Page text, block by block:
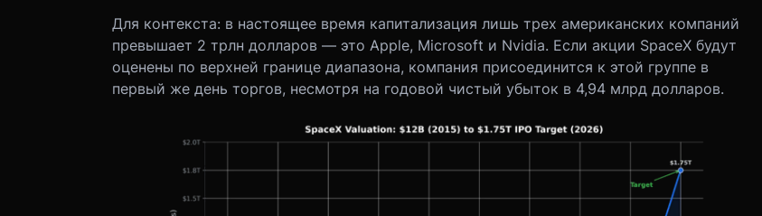
Для контекста: в настоящее время капитализация лишь трех американских компаний
превышает 2 трлн долларов — это Apple, Microsoft и Nvidia. Если акции SpaceX будут
оценены по верхней границе диапазона, компания присоединится к этой группе в
первый же день торгов, несмотря на годовой чистый убыток в 4,94 млрд долларов.